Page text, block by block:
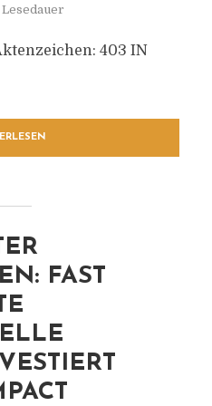
Lesedauer
403 IN
FAST